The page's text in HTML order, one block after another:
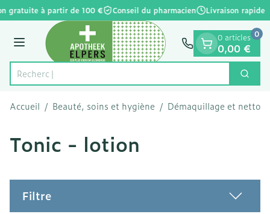
Aller au contenu
1 de 1
gratuite à partir de 100 € Conseil du pharmacien Livraison rapide
Menu
Rechercher
0 articles
0,00 €
0
Accueil / Beauté, soins et hygiène / Démaquillage et
Tonic - lotion
Filtre